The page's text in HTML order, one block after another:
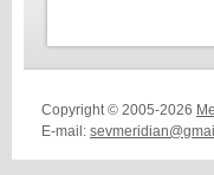
Copyright © 2005-2026
E-mail: